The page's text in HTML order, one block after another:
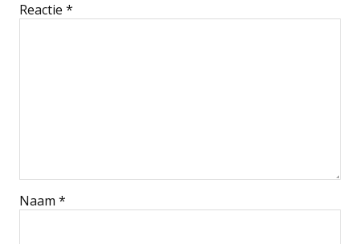
Reactie *
Naam *